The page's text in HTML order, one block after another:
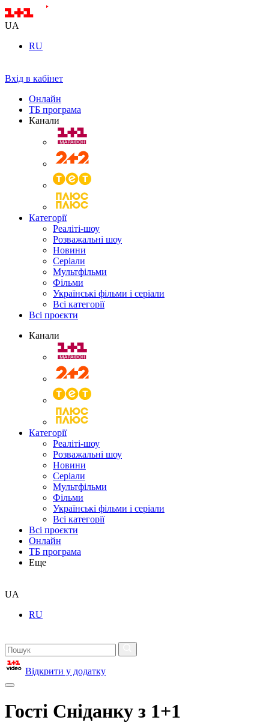
UA
RU
Вхід в кабінет
Онлайн
ТБ програма
Канали
Категорії
Реаліті-шоу
Розважальні шоу
Новини
Серіали
Мультфільми
Фільми
Українські фільми і серіали
Всі категорії
Всі проєкти
Канали
Категорії
Реаліті-шоу
Розважальні шоу
Новини
Серіали
Мультфільми
Фільми
Українські фільми і серіали
Всі категорії
Всі проєкти
Онлайн
ТБ програма
Еще
UA
RU
Відкрити у додатку
Гості Сніданку з 1+1